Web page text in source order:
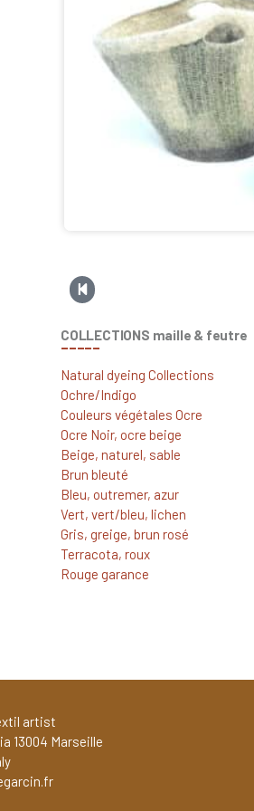
COLLECTIONS maille & feutre
_____
Natural dyeing Collections
Ochre/Indigo
Couleurs végétales Ocre
Ocre Noir, ocre beige
Beige, naturel, sable
Brun bleuté
Bleu, outremer, azur
Vert, vert/bleu, lichen
Gris, greige, brun rosé
Terracota, roux
Rouge garance
artist
13004 Marseille